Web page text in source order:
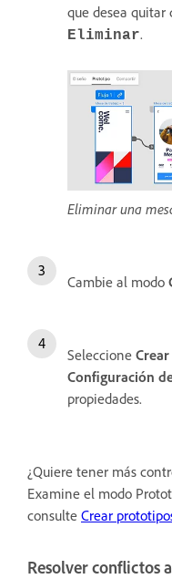
que desea quitar
Eliminar.
Eliminar una
Cambie al modo
Seleccione
Configuración
propiedades.
¿Quiere tener más
Examine el modo
consulte Crear
Resolver conflictos